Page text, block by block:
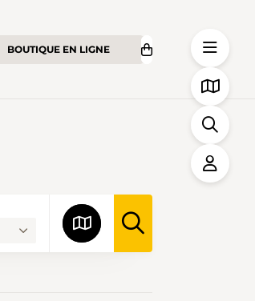
BOUTIQUE EN LIGNE